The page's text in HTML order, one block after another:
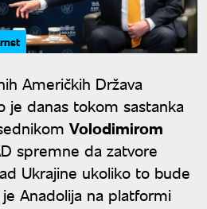
Američkih Država
je danas tokom sastanka
Volodimirom
spremne da zatvore
Ukrajine ukoliko to bude
Anadolija na platformi